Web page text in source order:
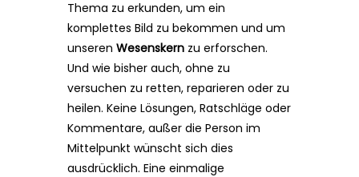
Thema zu erkunden, um ein
komplettes Bild zu bekommen und um
unseren Wesenskern zu erforschen.
Und wie bisher auch, ohne zu
versuchen zu retten, reparieren oder zu
heilen. Keine Lösungen, Ratschläge oder
Kommentare, außer die Person im
Mittelpunkt wünscht sich dies
ausdrücklich. Eine einmalige